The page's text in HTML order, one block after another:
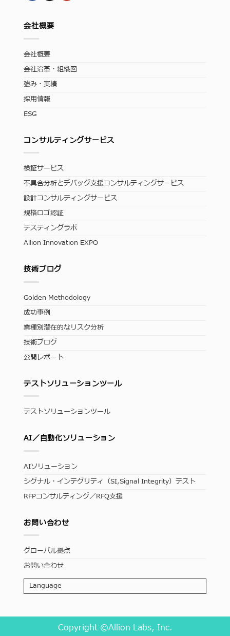
会社概要
会社概要
会社沿革・組織図
強み・実績
採用情報
ESG
コンサルティングサービス
検証サービス
不具合分析とデバッグ支援コンサルティングサービス
設計コンサルティングサービス
規格ロゴ認証
テスティングラボ
Allion Innovation EXPO
技術ブログ
Golden Methodology
成功事例
業種別潜在的なリスク分析
技術ブログ
公開レポート
テストソリューションツール
テストソリューションツール
AI／自動化ソリューション
AIソリューション
シグナル・インテグリティ（SI,Signal Integrity）テスト
RFPコンサルティング／RFQ支援
お問い合わせ
グローバル拠点
お問い合わせ
Language
Copyright ©Allion Labs, Inc.